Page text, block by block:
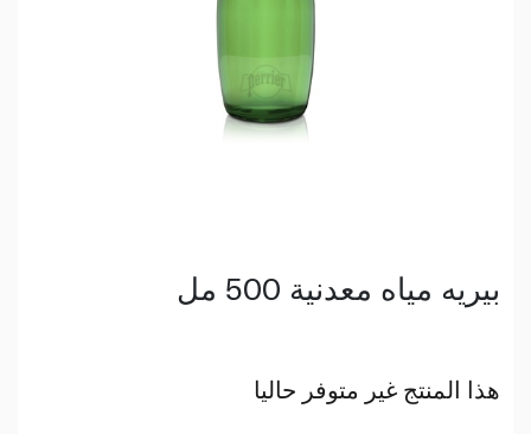
بيريه مياه معدنية 500 مل
هذا المنتج غير متوفر حاليا